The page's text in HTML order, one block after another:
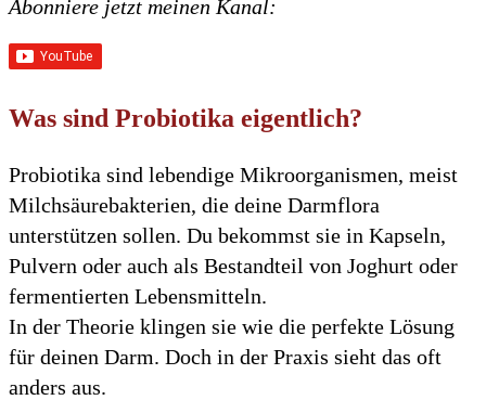
Abonniere jetzt meinen Kanal:
Was sind Probiotika eigentlich?
Probiotika sind lebendige Mikroorganismen, meist
Milchsäurebakterien, die deine Darmflora
unterstützen sollen. Du bekommst sie in Kapseln,
Pulvern oder auch als Bestandteil von Joghurt oder
fermentierten Lebensmitteln.
In der Theorie klingen sie wie die perfekte Lösung
für deinen Darm. Doch in der Praxis sieht das oft
anders aus.